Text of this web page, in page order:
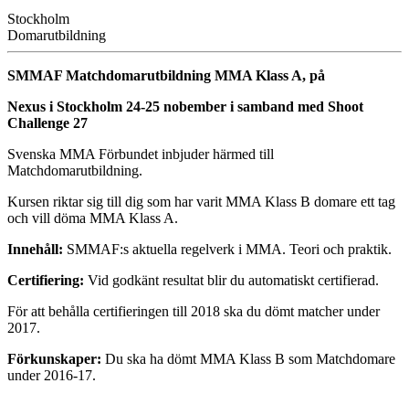
Stockholm
Domarutbildning
SMMAF Matchdomarutbildning MMA Klass A, på
Nexus i Stockholm 24-25 nobember i samband med Shoot
Challenge 27
Svenska MMA Förbundet inbjuder härmed till
Matchdomarutbildning.
Kursen riktar sig till dig som har varit MMA Klass B domare ett tag
och vill döma MMA Klass A.
Innehåll: SMMAF:s aktuella regelverk i MMA. Teori och praktik.
Certifiering: Vid godkänt resultat blir du automatiskt certifierad.
För att behålla certifieringen till 2018 ska du dömt matcher under
2017.
Förkunskaper: Du ska ha dömt MMA Klass B som Matchdomare
under 2016-17.